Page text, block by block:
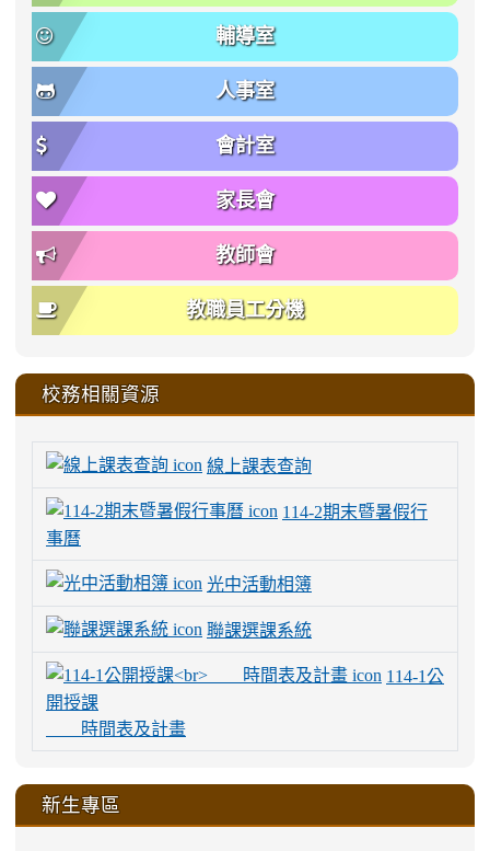
輔導室
人事室
會計室
家長會
教師會
教職員工分機
校務相關資源
線上課表查詢
114-2期末暨暑假行
事曆
光中活動相簿
聯課選課系統
114-1公
開授課
時間表及計畫
新生專區